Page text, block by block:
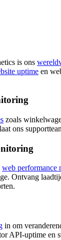
is ons
uptime en
zoals
ons
web performance
Ontvang
in om
API-uptime en